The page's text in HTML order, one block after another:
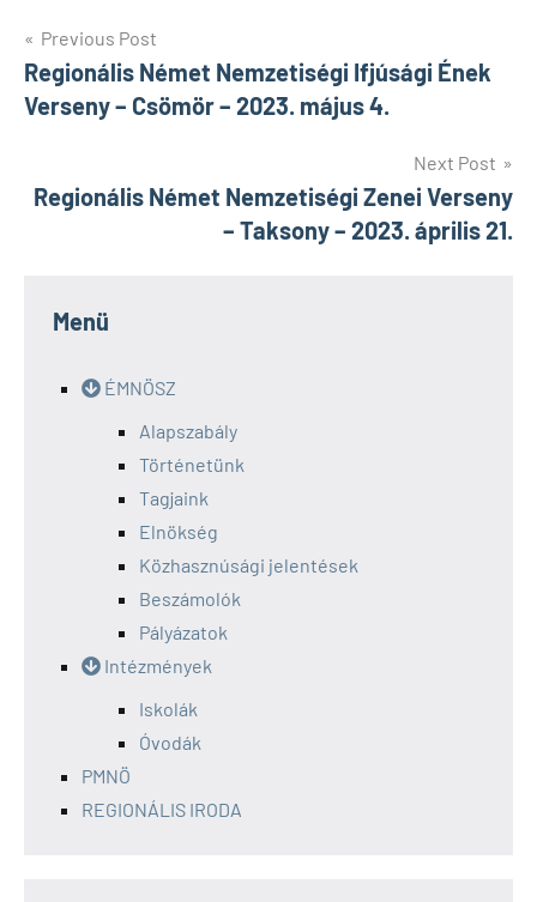
Bejegyzés
navigáció
Previous Post
Regionális Német Nemzetiségi Ifjúsági Ének
Verseny – Csömör – 2023. május 4.
Next Post
Regionális Német Nemzetiségi Zenei Verseny
– Taksony – 2023. április 21.
Menü
ÉMNÖSZ
Alapszabály
Történetünk
Tagjaink
Elnökség
Közhasznúsági jelentések
Beszámolók
Pályázatok
Intézmények
Iskolák
Óvodák
PMNÖ
REGIONÁLIS IRODA